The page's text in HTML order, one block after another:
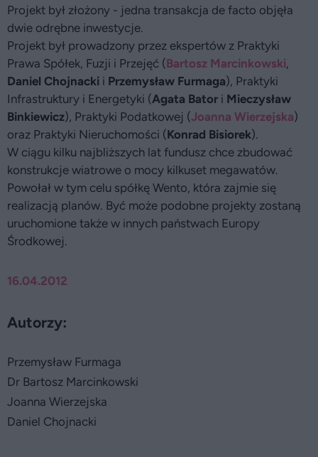
16.04.2012
Autorzy:
Przemysław Furmaga
Dr Bartosz Marcinkowski
Joanna Wierzejska
Daniel Chojnacki
Projekt był złożony - jedna transakcja de facto objęła
dwie odrębne inwestycje.
Projekt był prowadzony przez ekspertów z Praktyki
Prawa Spółek, Fuzji i Przejęć (Bartosz Marcinkowski,
Daniel Chojnacki i Przemysław Furmaga), Praktyki
Infrastruktury i Energetyki (Agata Bator i Mieczysław
Binkiewicz), Praktyki Podatkowej (Joanna Wierzejska)
oraz Praktyki Nieruchomości (Konrad Bisiorek).
W ciągu kilku najbliższych lat fundusz chce zbudować
konstrukcje wiatrowe o mocy kilkuset megawatów.
Powołał w tym celu spółkę Wento, która zajmie się
realizacją planów. Być może podobne projekty zostaną
uruchomione także w innych państwach Europy
Środkowej.